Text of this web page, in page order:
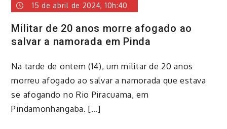
15 de abril de 2024, 10h:40
Militar de 20 anos morre afogado ao
salvar a namorada em Pinda
Na tarde de ontem (14), um militar de 20 anos
morreu afogado ao salvar a namorada que estava
se afogando no Rio Piracuama, em
Pindamonhangaba. […]